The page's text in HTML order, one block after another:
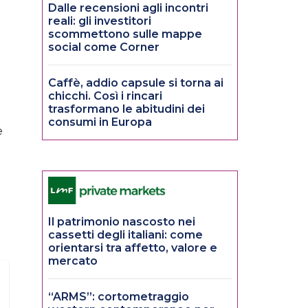
Dalle recensioni agli incontri
reali: gli investitori
scommettono sulle mappe
social come Corner
Caffè, addio capsule si torna ai
chicchi. Così i rincari
trasformano le abitudini dei
consumi in Europa
Il patrimonio nascosto nei
cassetti degli italiani: come
orientarsi tra affetto, valore e
mercato
“ARMS”: cortometraggio